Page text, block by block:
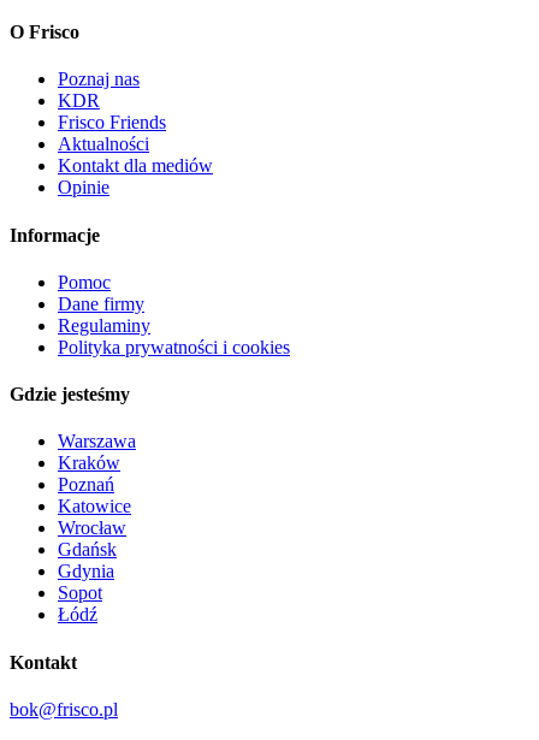
O Frisco
Poznaj nas
KDR
Frisco Friends
Aktualności
Kontakt dla mediów
Opinie
Informacje
Pomoc
Dane firmy
Regulaminy
Polityka prywatności i cookies
Gdzie jesteśmy
Warszawa
Kraków
Poznań
Katowice
Wrocław
Gdańsk
Gdynia
Sopot
Łódź
Kontakt
bok@frisco.pl